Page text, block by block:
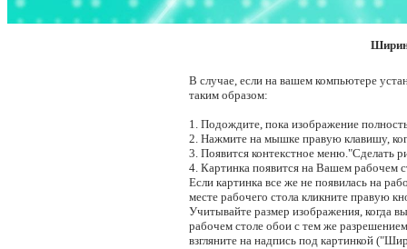
В случае, если на вашем компьютере
таким образом:
1. Подождите, пока изображение
2. Нажмите на мышке правую клавишу,
3. Появится контекстное меню."Сделать
4. Картинка появится на Вашем рабочем
Если картинка все же не появилась на
месте рабочего стола кликните правую
Учитывайте размер изображения, когда
рабочем столе обои с тем же
взгляните на надпись под картинкой